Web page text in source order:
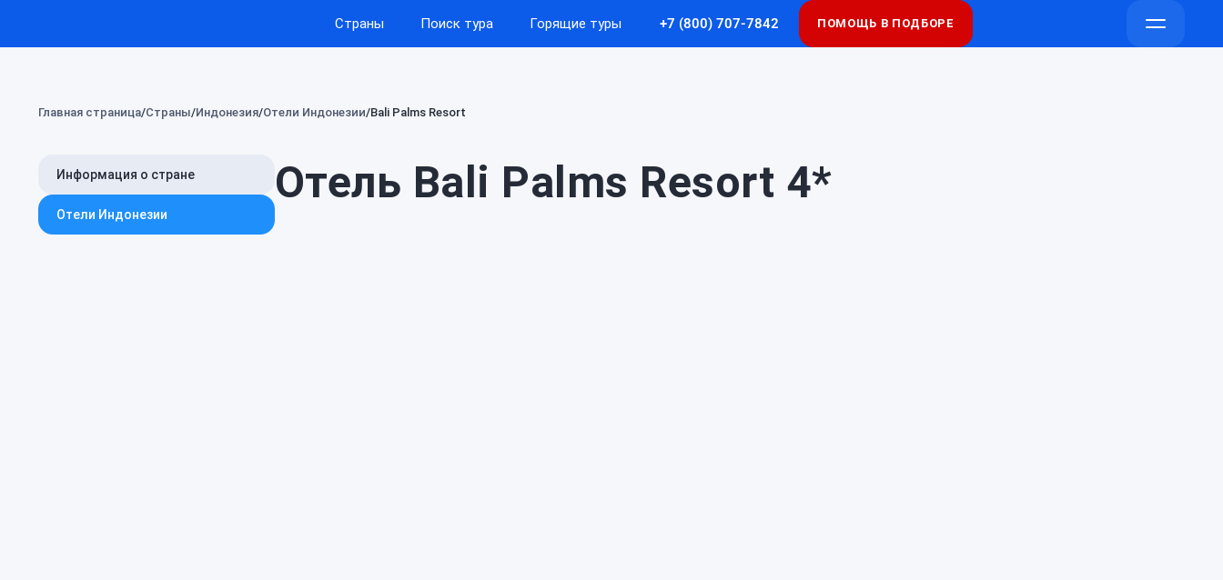
Страны Поиск тура Горящие туры +7 (800) 707-7842 ПОМОЩЬ В ПОДБОРЕ
Открыть
Главная страница Страны Индонезия Отели Индонезии Bali Palms Resort
Отель Bali Palms Resort 4*
Информация о стране
Отели Индонезии